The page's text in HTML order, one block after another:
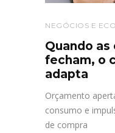
NEGÓCIOS E
Quando as
fecham, o
adapta
Orçamento
consumo e
de compra